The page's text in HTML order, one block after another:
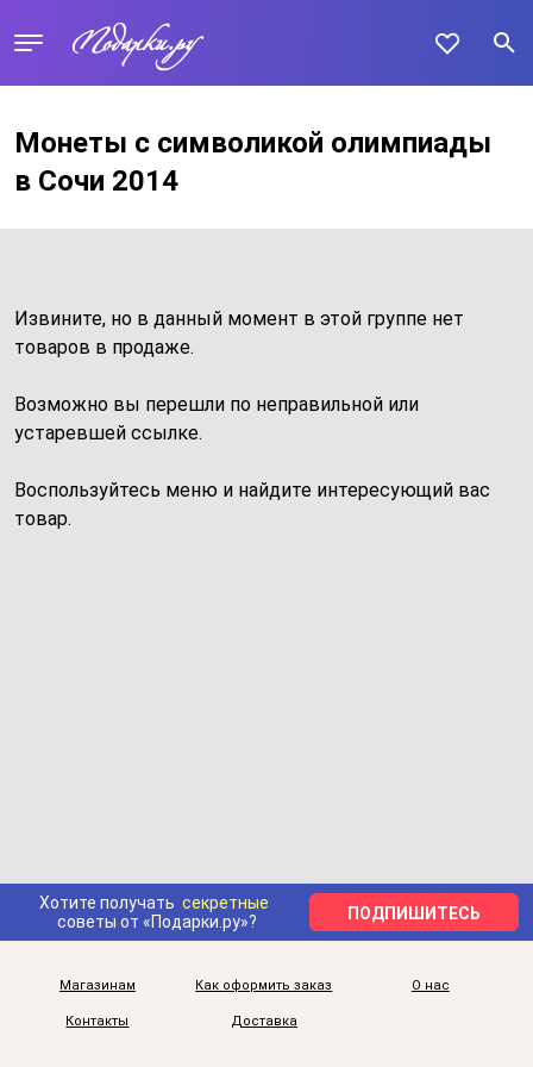
Монеты с символикой олимпиады
в Сочи 2014
Извините, но в данный момент в этой группе нет
товаров в продаже.
Возможно вы перешли по неправильной или
устаревшей ссылке.
Воспользуйтесь меню и найдите интересующий вас
товар.
Хотите получать секретные
советы от «Подарки.ру»?
ПОДПИШИТЕСЬ
Магазинам Как оформить заказ О нас
Контакты Доставка